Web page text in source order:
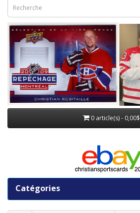
0 article(s) - 0,00$
Catégories